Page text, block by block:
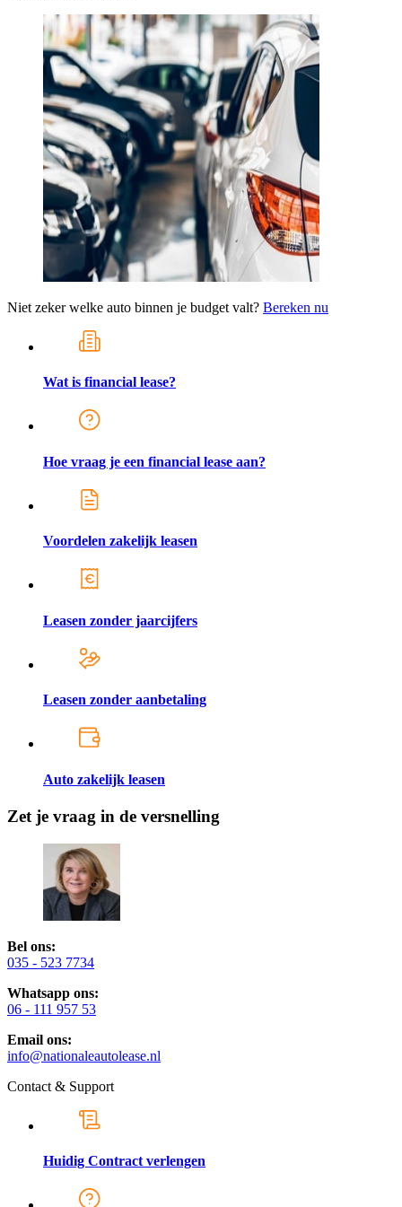
Niet zeker welke auto binnen je budget valt? Bereken nu
Wat is financial lease?
Hoe vraag je een financial lease aan?
Voordelen zakelijk leasen
Leasen zonder jaarcijfers
Leasen zonder aanbetaling
Auto zakelijk leasen
Zet je vraag in de versnelling
Bel ons:
035 - 523 7734
Whatsapp ons:
06 - 111 957 53
Email ons:
info@nationaleautolease.nl
Contact & Support
Huidig Contract verlengen